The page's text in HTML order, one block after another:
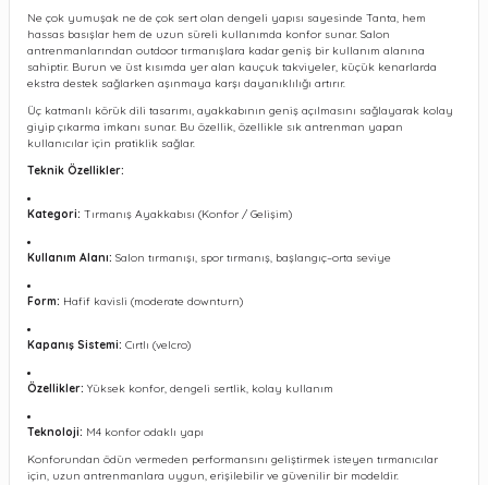
Ne çok yumuşak ne de çok sert olan dengeli yapısı sayesinde Tanta, hem
hassas basışlar hem de uzun süreli kullanımda konfor sunar. Salon
antrenmanlarından outdoor tırmanışlara kadar geniş bir kullanım alanına
sahiptir. Burun ve üst kısımda yer alan kauçuk takviyeler, küçük kenarlarda
ekstra destek sağlarken aşınmaya karşı dayanıklılığı artırır.
Üç katmanlı körük dili tasarımı, ayakkabının geniş açılmasını sağlayarak kolay
giyip çıkarma imkanı sunar. Bu özellik, özellikle sık antrenman yapan
kullanıcılar için pratiklik sağlar.
Teknik Özellikler:
Kategori: Tırmanış Ayakkabısı (Konfor / Gelişim)
Kullanım Alanı: Salon tırmanışı, spor tırmanış, başlangıç–orta seviye
Form: Hafif kavisli (moderate downturn)
Kapanış Sistemi: Cırtlı (velcro)
Özellikler: Yüksek konfor, dengeli sertlik, kolay kullanım
Teknoloji: M4 konfor odaklı yapı
Konforundan ödün vermeden performansını geliştirmek isteyen tırmanıcılar
için, uzun antrenmanlara uygun, erişilebilir ve güvenilir bir modeldir.